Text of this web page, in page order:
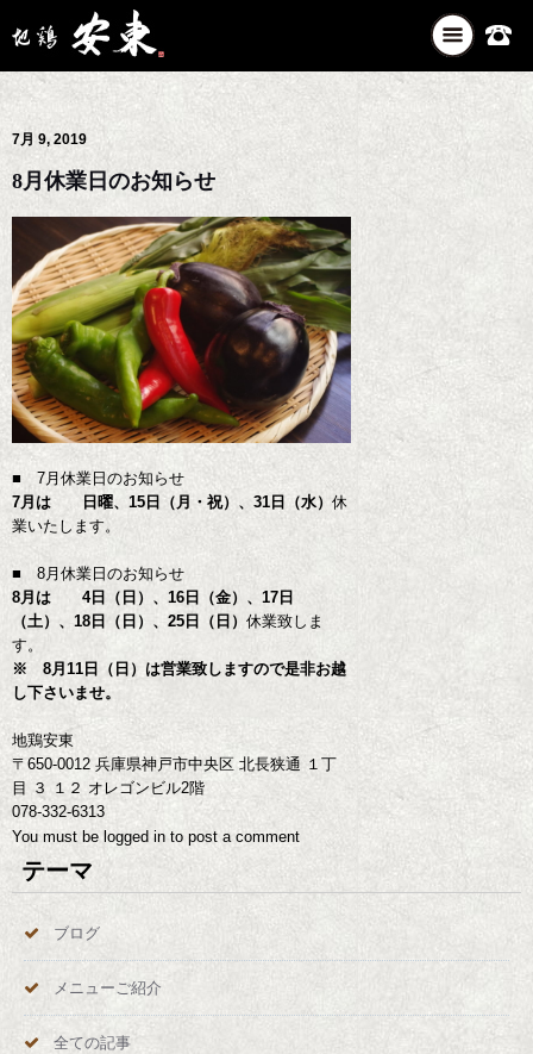
ナ
ビ
ゲ
シ
7月 9, 2019
8月休業日のお知らせ
■ 7月休業日のお知らせ
7月は 日曜、15日（月・祝）、31日（水） 休
業いたします。
■ 8月休業日のお知らせ
8月は 4日（日）、16日（金）、17日
（土）、18日（日）、25日（日） 休業致しま
す。
※ 8月11日（日）は営業致しますので是非お越
し下さいませ。
地鶏安東
〒650-0012 兵庫県神戸市中央区 北長狭通 １丁
目 ３ １２ オレゴンビル2階
078-332-6313
You must be logged in to post a comment
テーマ
ブログ
メニューご紹介
全ての記事